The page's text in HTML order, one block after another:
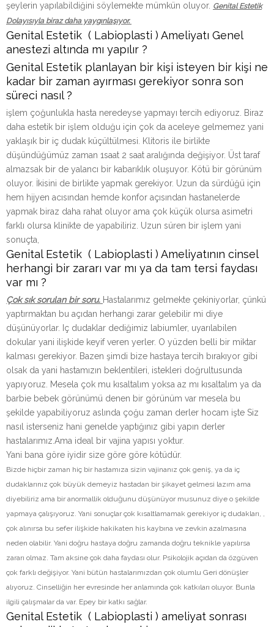
şeylerin yapılabildiğini söylemekte mümkün oluyor. Genital Estetik
Dolayısıyla biraz daha yaygınlaşıyor.
Genital Estetik ( Labioplasti ) Ameliyatı Genel
anestezi altında mı yapılır ?
Genital Estetik planlayan bir kişi isteyen bir kişi ne
kadar bir zaman ayırması gerekiyor sonra son
süreci nasıl ?
işlem çoğunlukla hasta neredeyse yapmayı tercih ediyoruz. Biraz
daha estetik bir işlem olduğu için çok da aceleye gelmemez yani
yaklaşık bir iç dudak küçültülmesi. Klitoris ile birlikte
düşündüğümüz zaman 1saat 2 saat aralığında değişiyor. Üst taraf
almazsak bir de yalancı bir kabarıklık oluşuyor. Kötü bir görünüm
oluyor. İkisini de birlikte yapmak gerekiyor. Uzun da sürdüğü için
hem hijyen acısından hemde konfor açısından hastanelerde
yapmak biraz daha rahat oluyor ama çok küçük olursa asimetri
farklı olursa klinikte de yapabiliriz. Uzun süren bir işlem yani
sonuçta,
Genital Estetik ( Labioplasti ) Ameliyatının cinsel
herhangi bir zararı var mı ya da tam tersi faydası
var mı ?
Çok sık sorulan bir soru. Hastalarımız gelmekte çekiniyorlar, çünkü
yaptırmaktan bu açıdan herhangi zarar gelebilir mi diye
düşünüyorlar. Iç dudaklar dediğimiz labiumler, uyarılabilen
dokular yani ilişkide keyif veren yerler. O yüzden belli bir miktar
kalması gerekiyor. Bazen şimdi bize hastaya tercih bırakıyor gibi
olsak da yani hastamızın beklentileri, istekleri doğrultusunda
yapıyoruz. Mesela çok mu kısaltalım yoksa az mı kısaltalım ya da
barbie bebek görünümü denen bir görünüm var mesela bu
şekilde yapabiliyoruz aslında çoğu zaman derler hocam işte Siz
nasıl isterseniz hani genelde yaptığınız gibi yapın derler
hastalarımız.Ama ideal bir vajina yapısı yoktur.
Yani bana göre iyidir size göre göre kötüdür.
Bizde hiçbir zaman hiç bir hastamıza sizin vajinanız çok geniş, ya da iç
dudaklarınız çok büyük demeyiz hastadan bir şikayet gelmesi lazım ama
diyebiliriz ama bir anormallik olduğunu düşünüyor musunuz diye o şekilde
yapmaya çalışıyoruz. Yani sonuçlar çok kısaltlamamak gerekiyor iç dudakları, ,
çok alınırsa bu sefer ilişkide hakikaten his kaybına ve zevkin azalmasına
neden olabilir. Yani doğru hastaya doğru zamanda doğru teknikle yapılırsa
zararı olmaz. Tam aksine çok daha faydası olur. Psikolojik açıdan da özgüven
çok farklı değişiyor. Yani bütün hastalarımızdan çok olumlu Geri dönüşler
alıyoruz. Cinselliğin her evresinde her anlamında çok katkıları oluyor. Bunla
ilgili çalışmalar da var. Epey bir katkı sağlar.
Genital Estetik ( Labioplasti ) ameliyat sonrası